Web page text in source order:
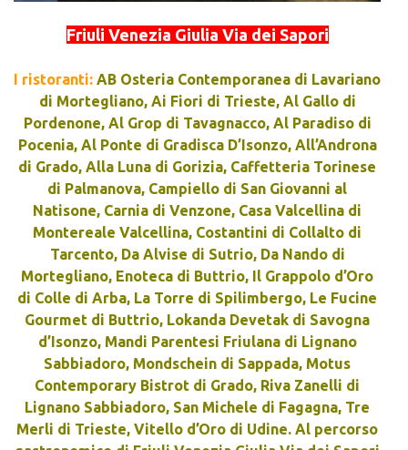
Friuli Venezia Giulia Via dei Sapori
I ristoranti: AB Osteria Contemporanea di Lavariano
di Mortegliano, Ai Fiori di Trieste, Al Gallo di
Pordenone, Al Grop di Tavagnacco, Al Paradiso di
Pocenia, Al Ponte di Gradisca D’Isonzo, All’Androna
di Grado, Alla Luna di Gorizia, Caffetteria Torinese
di Palmanova, Campiello di San Giovanni al
Natisone, Carnia di Venzone, Casa Valcellina di
Montereale Valcellina, Costantini di Collalto di
Tarcento, Da Alvise di Sutrio, Da Nando di
Mortegliano, Enoteca di Buttrio, Il Grappolo d’Oro
di Colle di Arba, La Torre di Spilimbergo, Le Fucine
Gourmet di Buttrio, Lokanda Devetak di Savogna
d’Isonzo, Mandi Parentesi Friulana di Lignano
Sabbiadoro, Mondschein di Sappada, Motus
Contemporary Bistrot di Grado, Riva Zanelli di
Lignano Sabbiadoro, San Michele di Fagagna, Tre
Merli di Trieste, Vitello d’Oro di Udine. Al percorso